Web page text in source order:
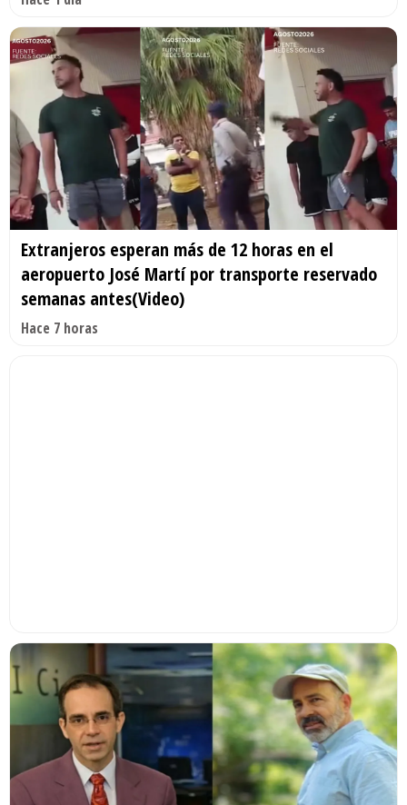
Extranjeros esperan más de 12 horas en el
aeropuerto José Martí por transporte reservado
semanas antes(Video)
Hace 7 horas